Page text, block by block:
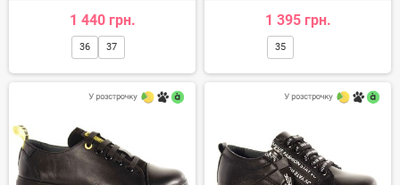
1 440 грн.
36 37
1 395 грн.
35